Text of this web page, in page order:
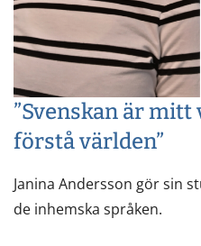
”Svenskan är
förstå världen”
Janina Andersson gör sin
de inhemska språken.